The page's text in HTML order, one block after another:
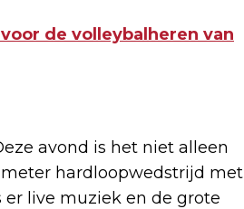
de volleybalheren van
avond is het niet alleen
hardloopwedstrijd met
er live muziek en de grote